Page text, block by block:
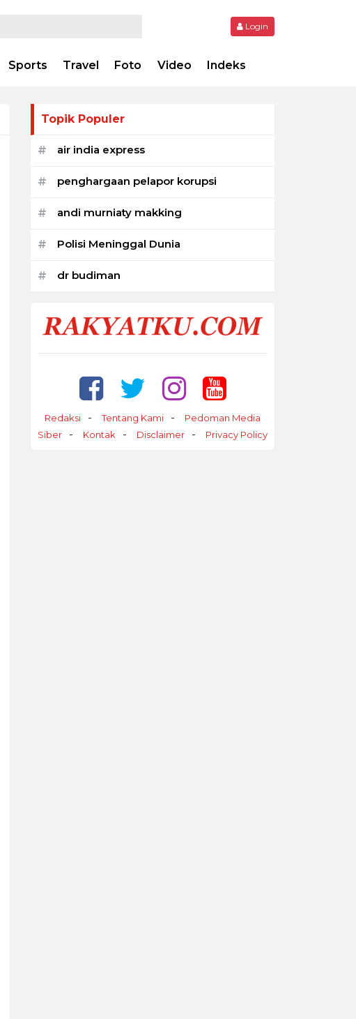
Login
Sports Travel Foto Video Indeks
Topik Populer
# air india express
# penghargaan pelapor korupsi
# andi murniaty makking
# Polisi Meninggal Dunia
# dr budiman
Redaksi Tentang Kami
Pedoman Media
Siber
Kontak Disclaimer Privacy Policy